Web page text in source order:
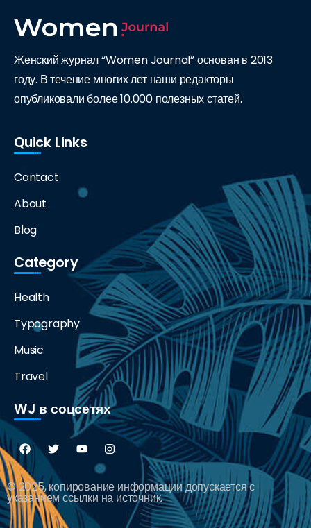
Женский журнал “Women Journal” основан в 2013
году. В течение многих лет наши редакторы
опубликовали более 10.000 полезных статей.
Quick Links
Contact
About
Blog
Category
Health
Typography
Music
Travel
WJ в соцсетях
© 2025, копирование информации допускается с
указанием ссылки на источник.